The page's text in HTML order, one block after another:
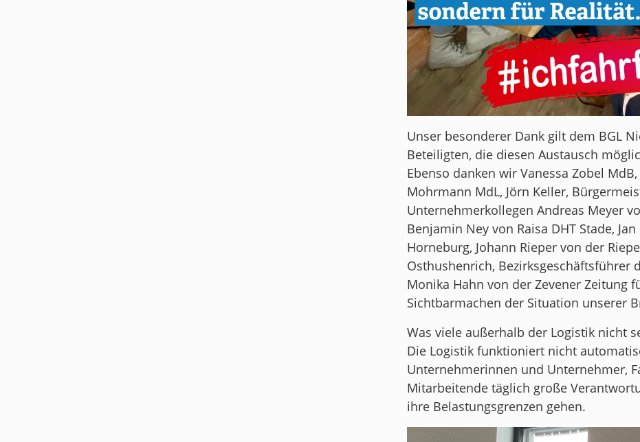
Unser besonderer Dank gilt dem BGL
Beteiligten, die diesen Austausch
Ebenso danken wir Vanessa Zobel
Mohrmann MdL, Jörn Keller,
Unternehmerkollegen Andreas Meyer
Benjamin Ney von Raisa DHT Stade,
Horneburg, Johann Rieper von der
Osthushenrich, Bezirksgeschäftsführer
Monika Hahn von der Zevener Zeitung
Sichtbarmachen der Situation unserer
Was viele außerhalb der Logistik nicht
Die Logistik funktioniert nicht
Unternehmerinnen und Unternehmer,
Mitarbeitende täglich große
ihre Belastungsgrenzen gehen.